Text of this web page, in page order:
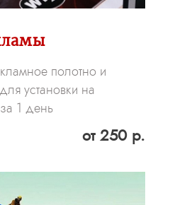
полотно и
установки на
1 день
от 250 р.